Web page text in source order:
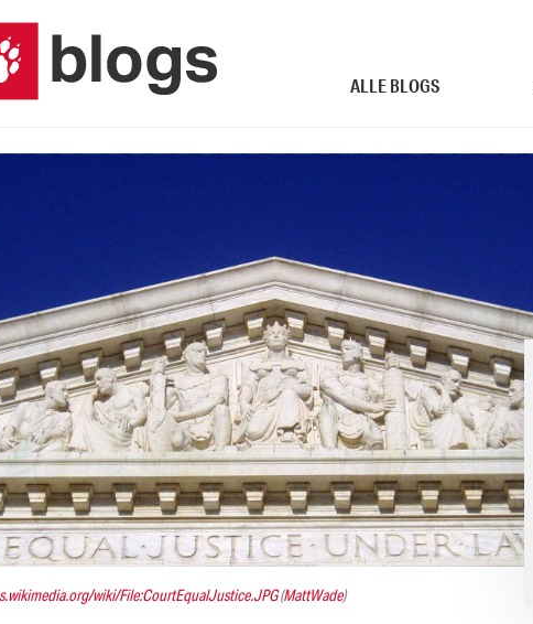
ALLE BLOGS
wiki/File:CourtEqualJustice.JPG(MattWade)